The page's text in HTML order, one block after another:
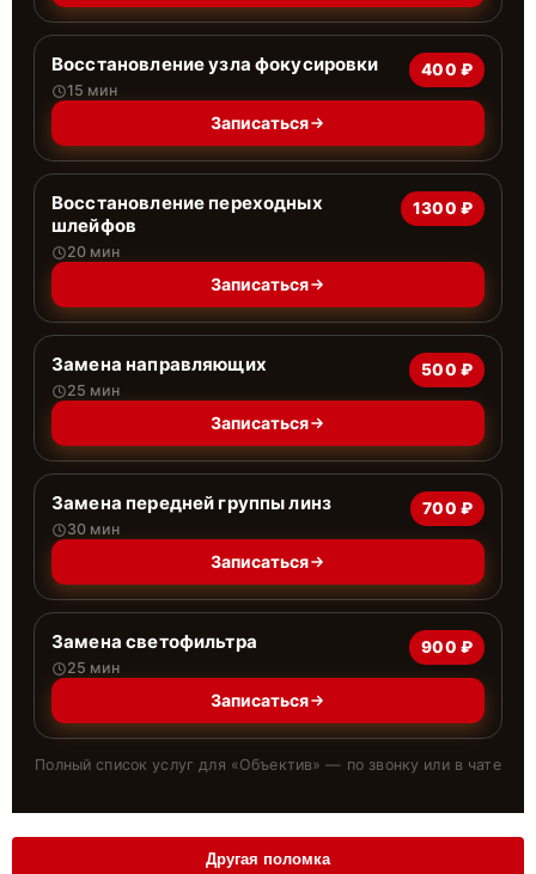
Восстановление узла фокусировки
15 мин
400 ₽
Записаться
Восстановление переходных
шлейфов
20 мин
1300 ₽
Записаться
Замена направляющих
25 мин
500 ₽
Записаться
Замена передней группы линз
30 мин
700 ₽
Записаться
Замена светофильтра
25 мин
900 ₽
Записаться
Полный список услуг для «Объектив» — по звонку или в чате
Другая поломка